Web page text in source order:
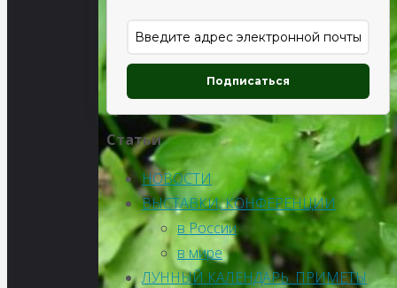
Подписаться
Статьи
НОВОСТИ
ВЫСТАВКИ, КОНФЕРЕНЦИИ
в России
в мире
ЛУННЫЙ КАЛЕНДАРЬ. ПРИМЕТЫ